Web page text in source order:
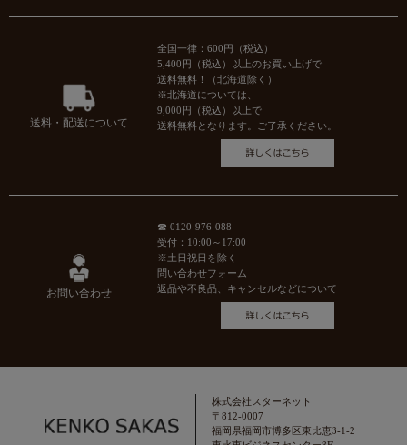
送料・配送について
全国一律：600円（税込）
5,400円（税込）以上のお買い上げで
送料無料！（北海道除く）
※北海道については、
9,000円（税込）以上で
送料無料となります。ご了承ください。
お問い合わせ
☎ 0120-976-088
受付：10:00～17:00
※土日祝日を除く
問い合わせフォーム
返品や不良品、キャンセルなどについて
株式会社スターネット
〒812-0007
福岡県福岡市博多区東比恵3-1-2